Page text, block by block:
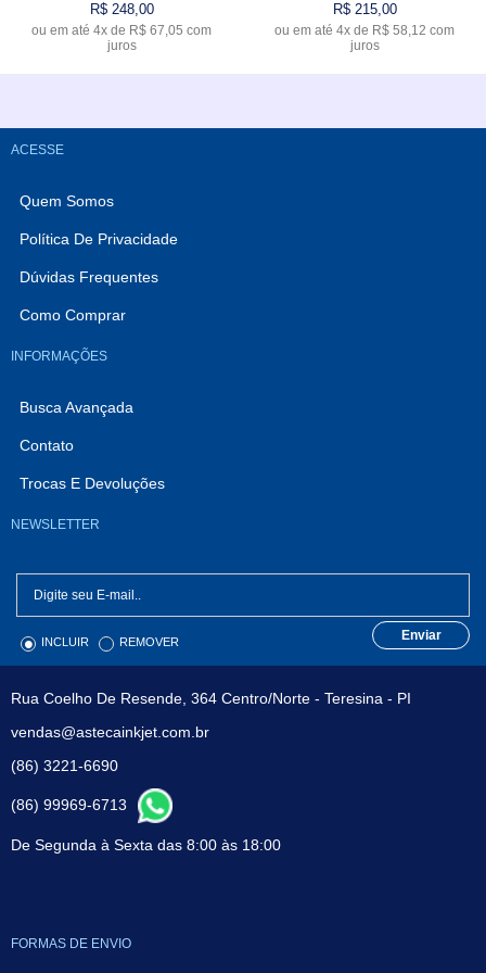
VARIADOS
R$ 248,00
ou em até 4x de R$ 67,05 com
juros
R$ 215,00
ou em até 4x de R$ 58,12 com
juros
ACESSE
Quem Somos
Política De Privacidade
Dúvidas Frequentes
Como Comprar
INFORMAÇÕES
Busca Avançada
Contato
Trocas E Devoluções
NEWSLETTER
INCLUIR REMOVER Enviar
Rua Coelho De Resende, 364 Centro/Norte - Teresina - PI
vendas@astecainkjet.com.br
(86) 3221-6690
(86) 99969-6713
De Segunda à Sexta das 8:00 às 18:00
FORMAS DE ENVIO